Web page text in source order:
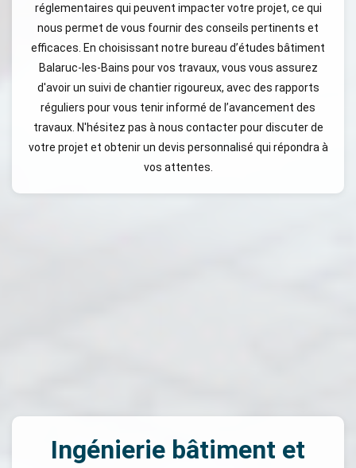
réglementaires qui peuvent impacter votre projet, ce qui
nous permet de vous fournir des conseils pertinents et
efficaces. En choisissant notre bureau d’études bâtiment
Balaruc-les-Bains pour vos travaux, vous vous assurez
d'avoir un suivi de chantier rigoureux, avec des rapports
réguliers pour vous tenir informé de l’avancement des
travaux. N'hésitez pas à nous contacter pour discuter de
votre projet et obtenir un devis personnalisé qui répondra à
vos attentes.
Ingénierie bâtiment et